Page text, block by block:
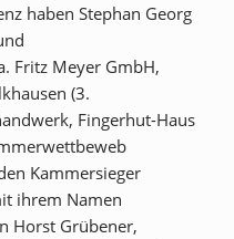
haben Stephan Georg
Fritz Meyer GmbH,
(3.
Fingerhut-Haus
Kammersieger
ihrem Namen
Horst Grübener,